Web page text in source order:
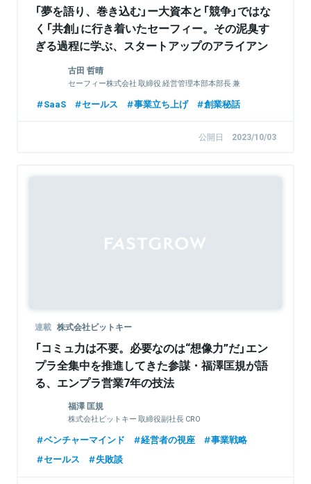
「夢を語り、巻き込む」ー大資本と「競争」ではな
く「共創」に行き着いたセーフィー。その泥臭す
ぎる過程に学ぶ、スタートアップのアライアン
ス活用術古田 哲晴
セーフィー株式会社 取締役 経営管理本部本部長 兼
SaaS セールス 事業立ち上げ 創業秘話
公開日 2023/10/03
連載 株式会社ビットキー
「コミュ力は不要。必要なのは“想像力”だ」エン
プラ全集中を推進してきた参謀・福澤匡規が語
る、エンプラ営業7年の技法
福澤 匡規
株式会社ビットキー 取締役副社長 CRO
ベンチャーマインド 経営者の視座
事業戦略
セールス
失敗談